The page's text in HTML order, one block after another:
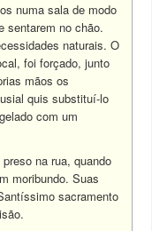
numa sala de modo
sentarem no chão.
naturais. O
foi forçado, junto
mãos os
quis substituí-lo
com um
na rua, quando
moribundo. Suas
sacramento